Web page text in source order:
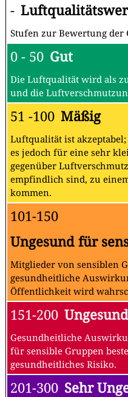
-
Stufen zur Bewertung der
0 - 50 Gut
Die Luftqualität wird als
und die
51 -100 Mäßig
Luftqualität ist
es jedoch für eine sehr
gegenüber
empfindlich sind, zu
kommen.
101-150
Ungesund für
Mitglieder von sensiblen
gesundheitliche
Öffentlichkeit wird
151-200 Ungesund
Gesundheitliche
für sensible Gruppen
gesundheitliches Risiko.
201-300 Sehr